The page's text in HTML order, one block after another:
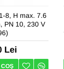
8, H max. 7.6
PN 10, 230 V
Lei